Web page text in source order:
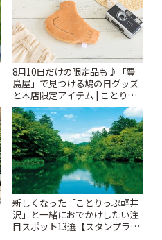
8月10日だけの限定品も♪「豊
島屋」で見つける鳩の日グッズ
と本店限定アイテム | ことりっ
ぷ
新しくなった「ことりっぷ軽井
沢」と一緒におでかけしたい注
目スポット13選【スタンプラリ